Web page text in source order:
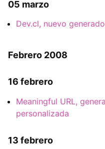
05 marzo
Dev.cl, nuevo
Febrero 2008
16 febrero
Meaningful URL,
personalizada
13 febrero